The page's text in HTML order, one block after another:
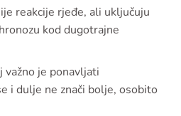
reakcije rjeđe, ali uključuju
kod dugotrajne
važno je ponavljati
i dulje ne znači bolje, osobito